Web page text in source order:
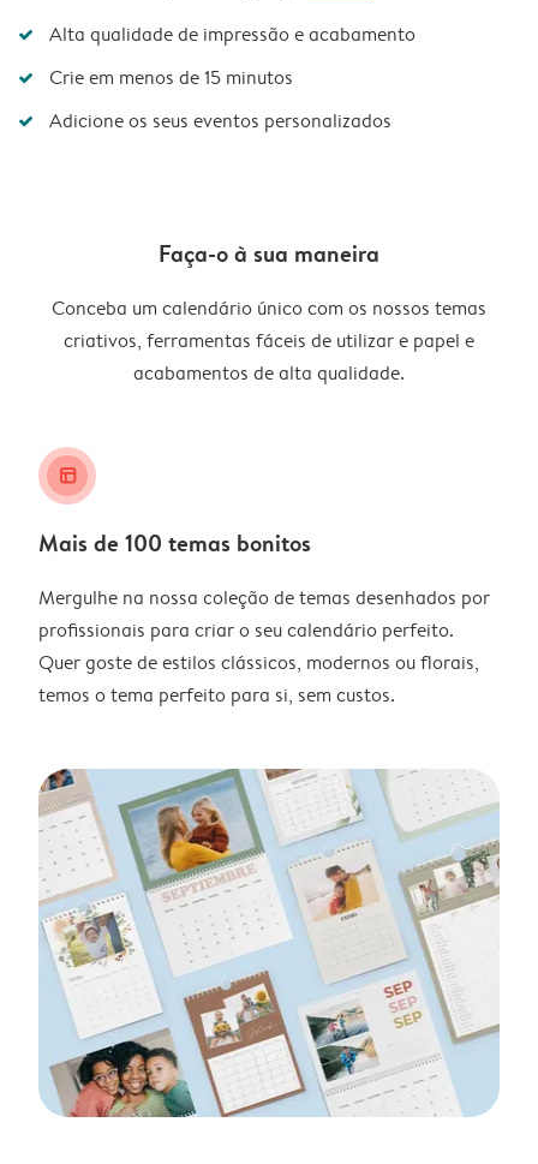
Alta qualidade de impressão e acabamento
Crie em menos de 15 minutos
Adicione os seus eventos personalizados
Faça-o à sua maneira
Conceba um calendário único com os nossos temas
criativos, ferramentas fáceis de utilizar e papel e
acabamentos de alta qualidade.
layout_alt
Mais de 100 temas bonitos
Mergulhe na nossa coleção de temas desenhados por
profissionais para criar o seu calendário perfeito.
Quer goste de estilos clássicos, modernos ou florais,
temos o tema perfeito para si, sem custos.